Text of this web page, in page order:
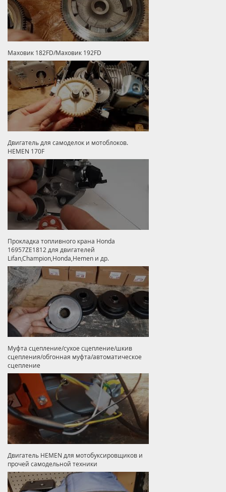
Маховик 182FD/Маховик 192FD
Двигатель для самоделок и мотоблоков.
HEMEN 170F
Прокладка топливного крана Honda
16957ZE1812 для двигателей
Lifan,Champion,Honda,Hemen и др.
Муфта сцепление/сухое сцепление/шкив
сцепления/обгонная муфта/автоматическое
сцепление
Двигатель HEMEN для мотобуксировщиков и
прочей самодельной техники